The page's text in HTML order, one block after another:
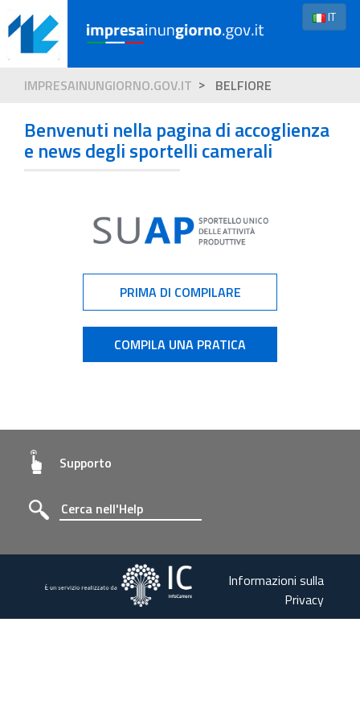
IT
IMPRESAINUNGIORNO.GOV.IT BELFIORE
Benvenuti nella pagina di accoglienza
e news degli sportelli camerali
PRIMA DI COMPILARE
COMPILA UNA PRATICA
Supporto
Informazioni sulla
Privacy